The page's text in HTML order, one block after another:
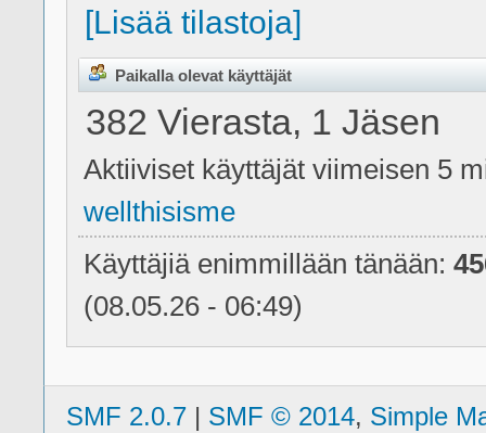
[Lisää tilastoja]
Paikalla olevat käyttäjät
382 Vierasta, 1 Jäsen
Aktiiviset käyttäjät viimeisen 5
wellthisisme
Käyttäjiä enimmillään tänään:
(08.05.26 - 06:49)
SMF 2.0.7 | SMF © 2014, Simple